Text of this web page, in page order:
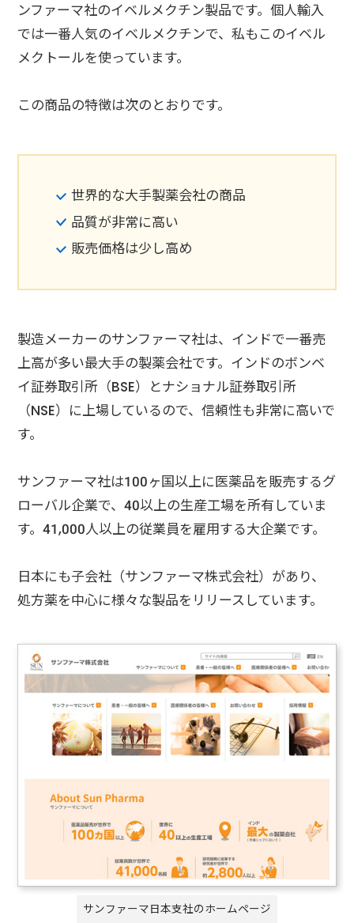
ンファーマ社のイベルメクチン製品です。個人輸入
では一番人気のイベルメクチンで、私もこのイベル
メクトールを使っています。
この商品の特徴は次のとおりです。
世界的な大手製薬会社の商品
品質が非常に高い
販売価格は少し高め
製造メーカーのサンファーマ社は、インドで一番売
上高が多い最大手の製薬会社です。インドのボンベ
イ証券取引所（BSE）とナショナル証券取引所
（NSE）に上場しているので、信頼性も非常に高いで
す。
サンファーマ社は100ヶ国以上に医薬品を販売するグ
ローバル企業で、40以上の生産工場を所有していま
す。41,000人以上の従業員を雇用する大企業です。
日本にも子会社（サンファーマ株式会社）があり、
処方薬を中心に様々な製品をリリースしています。
サンファーマ日本支社のホームページ